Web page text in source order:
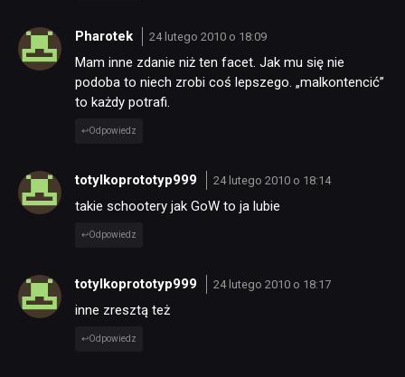
Pharotek 24 lutego 2010 o 18:09
Mam inne zdanie niż ten facet. Jak mu się nie
podoba to niech zrobi coś lepszego. „malkontencić”
to każdy potrafi.
Odpowiedz
totylkoprototyp999 24 lutego 2010 o 18:14
takie schootery jak GoW to ja lubie
Odpowiedz
totylkoprototyp999 24 lutego 2010 o 18:17
inne zresztą też
Odpowiedz